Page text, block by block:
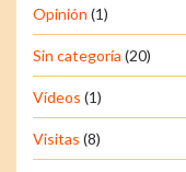
Opinión (1)
Sin categoría (20)
Vídeos (1)
Visitas (8)